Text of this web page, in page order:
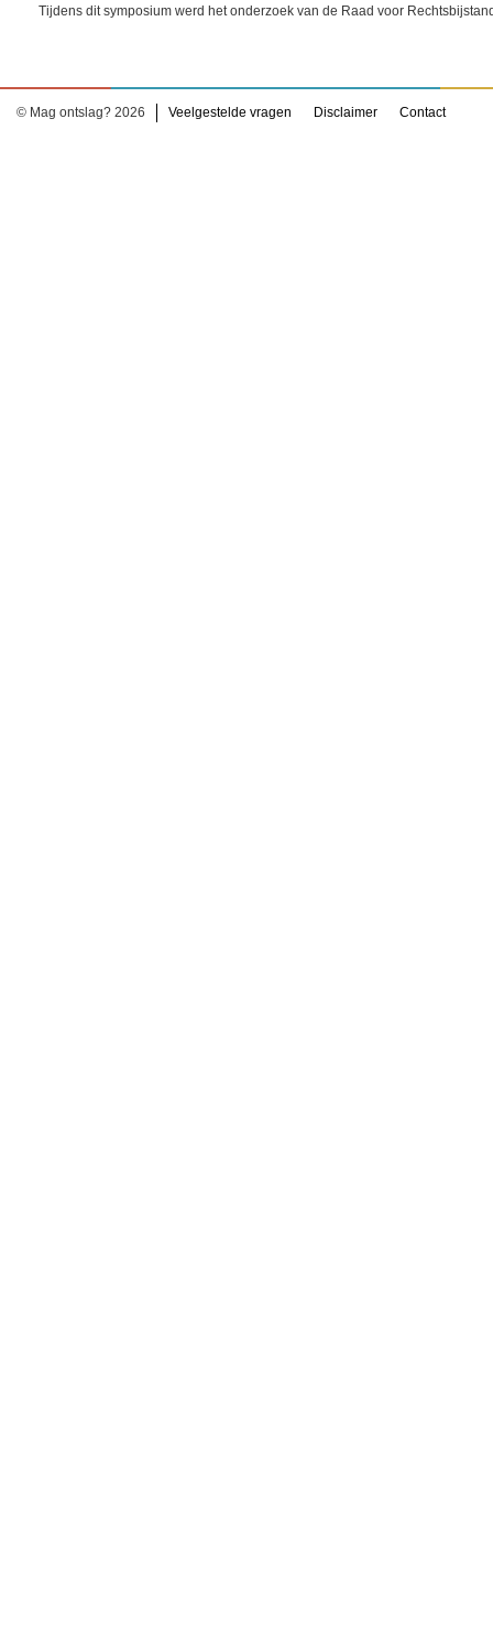
Tijdens dit symposium werd het onderzoek van de Raad voor
© Mag ontslag? 2026 Veelgestelde vragen Disclaimer Contact